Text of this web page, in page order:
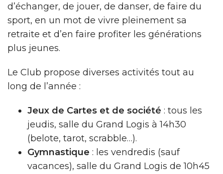
d’échanger, de jouer, de danser, de faire du
sport, en un mot de vivre pleinement sa
retraite et d’en faire profiter les générations
plus jeunes.
Le Club propose diverses activités tout au
long de l’année :
Jeux de Cartes et de société : tous les
jeudis, salle du Grand Logis à 14h30
(belote, tarot, scrabble…).
Gymnastique : les vendredis (sauf
vacances), salle du Grand Logis de 10h45